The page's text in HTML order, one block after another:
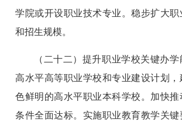
学院或开设职业技术专业。稳步扩大
和招生规模。
（二十二）提升职业学校关键办
高水平高等职业学校和专业建设计划
色鲜明的高水平职业本科学校。加快
条件全面达标。实施职业教育教学关